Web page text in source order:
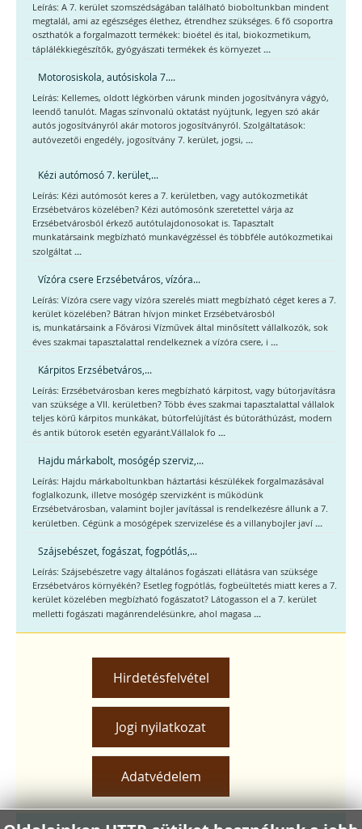
Leírás: A 7. kerület szomszédságában található bioboltunkban mindent
megtalál, ami az egészséges élethez, étrendhez szükséges. 6 fő csoportra
oszthatók a forgalmazott termékek: bioétel és ital, biokozmetikum,
táplálékkiegészítők, gyógyászati termékek és környezet ...
Motorosiskola, autósiskola 7....
Leírás: Kellemes, oldott légkörben várunk minden jogosítványra vágyó,
leendő tanulót. Magas színvonalú oktatást nyújtunk, legyen szó akár
autós jogosítványról akár motoros jogosítványról. Szolgáltatások:
autóvezetői engedély, jogosítvány 7. kerület, jogsi, ...
Kézi autómosó 7. kerület,...
Leírás: Kézi autómosót keres a 7. kerületben, vagy autókozmetikát
Erzsébetváros közelében? Kézi autómosónk szeretettel várja az
Erzsébetvárosból érkező autótulajdonosokat is. Tapasztalt
munkatársaink megbízható munkavégzéssel és többféle autókozmetikai
szolgáltat ...
Vízóra csere Erzsébetváros, vízóra...
Leírás: Vízóra csere vagy vízóra szerelés miatt megbízható céget keres a 7.
kerület közelében? Bátran hívjon minket Erzsébetvárosból
is, munkatársaink a Fővárosi Vízművek által minősített vállalkozók, sok
éves szakmai tapasztalattal rendelkeznek a vízóra csere, i ...
Kárpitos Erzsébetváros,...
Leírás: Erzsébetvárosban keres megbízható kárpitost, vagy bútorjavításra
van szüksége a VII. kerületben? Több éves szakmai tapasztalattal vállalok
teljes körű kárpitos munkákat, bútorfelújítást és bútoráthúzást, modern
és antik bútorok esetén egyaránt.Vállalok fo ...
Hajdu márkabolt, mosógép szerviz,...
Leírás: Hajdu márkaboltunkban háztartási készülékek forgalmazásával
foglalkozunk, illetve mosógép szervizként is működünk
Erzsébetvárosban, valamint bojler javítással is rendelkezésre állunk a 7.
kerületben. Cégünk a mosógépek szervizelése és a villanybojler javí ...
Szájsebészet, fogászat, fogpótlás,...
Leírás: Szájsebészetre vagy általános fogászati ellátásra van szüksége
Erzsébetváros környékén? Esetleg fogpótlás, fogbeültetés miatt keres a 7.
kerület közelében megbízható fogászatot? Látogasson el a 7. kerület
melletti fogászati magánrendelésünkre, ahol magasa ...
Hirdetésfelvétel
Jogi nyilatkozat
Adatvédelem